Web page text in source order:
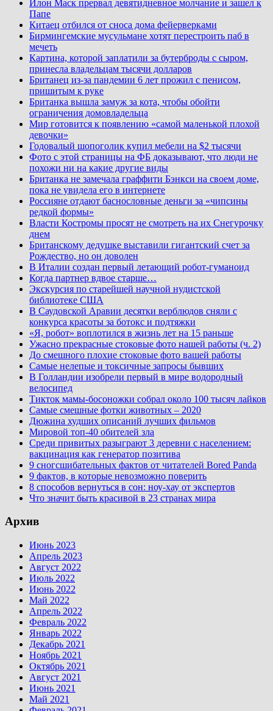
Илон Маск прервал девятидневное молчание и зашел к
Папе
Китаец отбился от сноса дома фейерверками
Бирмингемские мусульмане хотят перестроить паб в
мечеть
Картина, которой заплатили за бутерброды с сыром,
принесла владельцам тысячи долларов
Британец из-за пандемии 6 лет прожил с пенисом,
пришитым к руке
Британка вышла замуж за кота, чтобы обойти
ограничения домовладельца
Мир готовится к появлению «самой маленькой плохой
девочки»
Годовалый шопоголик купил мебели на $2 тысячи
Фото с этой страницы на ФБ доказывают, что люди не
похожи ни на какие другие виды
Британка не замечала граффити Бэнкси на своем доме,
пока не увидела его в интернете
Россияне отдают баснословные деньги за «чипсины
редкой формы»
Власти Костромы просят не смотреть на их Снегурочку
днем
Британскому дедушке выставили гигантский счет за
Рождество, но он доволен
В Италии создан первый летающий робот-гуманоид
Когда партнер вдвое старше…
Экскурсия по старейшей научной нудистской
библиотеке США
В Саудовской Аравии десятки верблюдов сняли с
конкурса красоты за ботокс и подтяжки
«Я, робот» воплотился в жизнь лет на 15 раньше
Ужасно прекрасные стоковые фото нашей работы (ч. 2)
До смешного плохие стоковые фото вашей работы
Самые нелепые и токсичные запросы бывших
В Голландии изобрели первый в мире водородный
велосипед
Тикток мамы-босоножки собрал около 100 тысяч лайков
Самые смешные фотки животных – 2020
Дюжина худших описаний лучших фильмов
Мировой топ-40 обителей зла
Среди привитых разыграют 3 деревни с населением:
вакцинация как генератор позитива
9 сногсшибательных фактов от читателей Bored Panda
9 фактов, в которые невозможно поверить
8 способов вернуться в сон: ноу-хау от экспертов
Что значит быть красивой в 23 странах мира
Архив
Июнь 2023
Апрель 2023
Август 2022
Июль 2022
Июнь 2022
Май 2022
Апрель 2022
Февраль 2022
Январь 2022
Декабрь 2021
Ноябрь 2021
Октябрь 2021
Август 2021
Июнь 2021
Май 2021